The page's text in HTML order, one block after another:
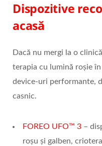
Dispozitive
acasă
Dacă nu mergi la o
terapia cu lumină roșie
device-uri performante,
casnic.
FOREO UFO™ 3 –
roșu și galben,